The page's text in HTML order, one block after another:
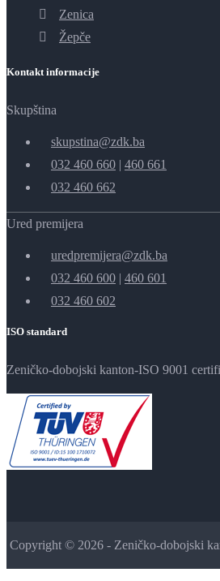
Zenica
Žepče
Kontakt informacije
Skupština
skupstina@zdk.ba
032 460 660 | 460 661
032 460 662
Ured premijera
uredpremijera@zdk.ba
032 460 600 | 460 601
032 460 602
ISO standard
Zeničko-dobojski kanton-ISO 9001
Copyright © 2026 - Zeničko-dobojski